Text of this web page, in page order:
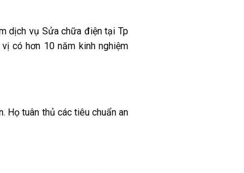
dịch vụ Sửa chữa điện tại Tp
có hơn 10 năm kinh nghiệm
Họ tuân thủ các tiêu chuẩn an